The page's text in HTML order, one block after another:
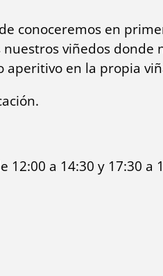
cantidad
conoceremos en
viñedos
aperitivo en la propia
a 14:30 y 17:30 a